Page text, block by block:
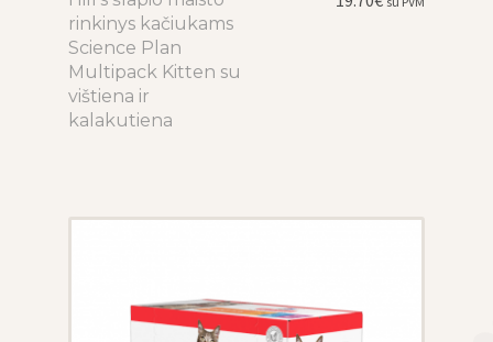
be
the
product
rinkinys kačiukams
Science Plan
Multipack Kitten su
vištiena ir
kalakutiena